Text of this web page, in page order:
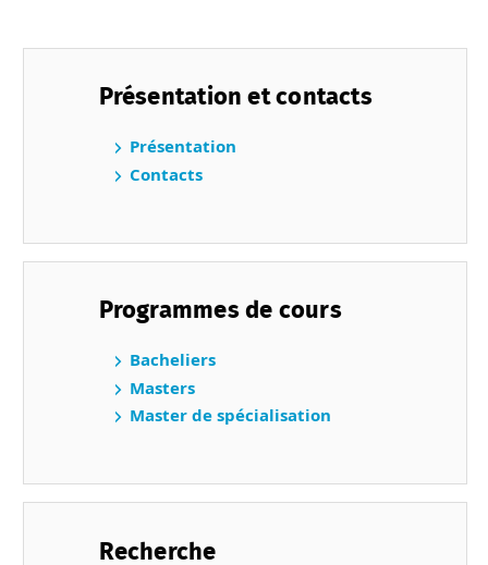
Présentation et contacts
Présentation
Contacts
Programmes de cours
Bacheliers
Masters
Master de spécialisation
Recherche